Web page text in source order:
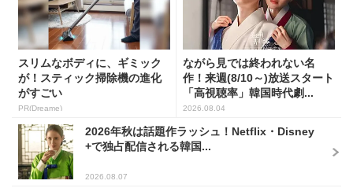
スリムなボディに、ギミック
が！スティック掃除機の進化
がすごい
PR(Dreame)
ながら見では終われない名
作！来週(8/10～)放送スタート
「高視聴率」韓国時代劇...
2026.08.04
2026年秋は話題作ラッシュ！Netflix・Disney
+で独占配信される韓国...
2026.08.07